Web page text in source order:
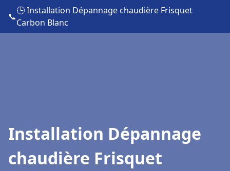
📞
🕒 Installation Dépannage chaudière Frisquet
Carbon Blanc
Installation Dépannage
chaudière Frisquet